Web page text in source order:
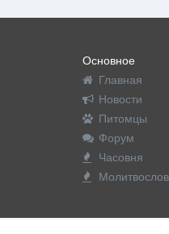
Основное
Главная
Новости
Питомцы
Форум
Часовня
Молитвослов